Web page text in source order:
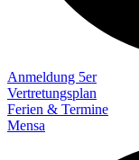
Anmeldung 5er
Vertretungsplan
Ferien & Termine
Mensa